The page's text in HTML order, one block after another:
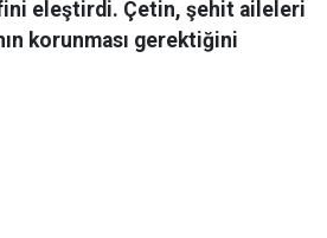
eleştirdi. Çetin, şehit aileleri
korunması gerektiğini